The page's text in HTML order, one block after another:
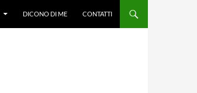
DICONO DI ME CONTATTI